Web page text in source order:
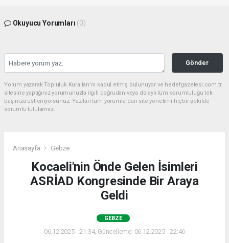
Okuyucu Yorumları (0)
Gönder
Yorum yazarak Topluluk Kuralları’nı kabul etmiş bulunuyor ve hedefgazetesi.com.tr
sitesine yaptığınız yorumunuzla ilgili doğrudan veya dolaylı tüm sorumluluğu tek
başınıza üstleniyorsunuz. Yazılan tüm yorumlardan site yönetimi hiçbir şekilde
sorumlu tutulamaz.
Anasayfa Gebze
Kocaeli'nin Önde Gelen İsimleri
ASRİAD Kongresinde Bir Araya
Geldi
GEBZE
06.12.2025 - 21:34, Güncelleme: 06.12.2025 - 22:46